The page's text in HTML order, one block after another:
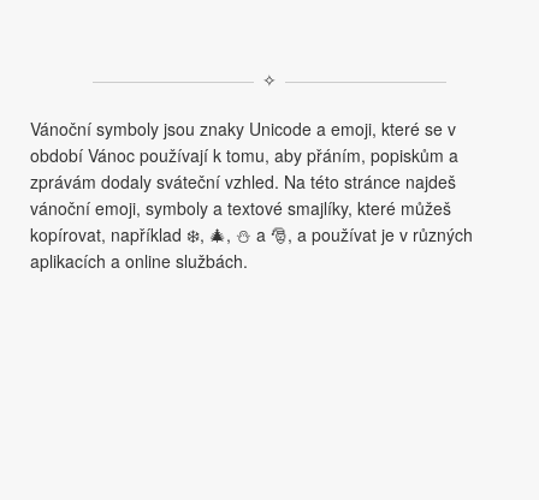
✧
Vánoční symboly jsou znaky Unicode a emoji, které se v
období Vánoc používají k tomu, aby přáním, popiskům a
zprávám dodaly sváteční vzhled. Na této stránce najdeš
vánoční emoji, symboly a textové smajlíky, které můžeš
kopírovat, například ❄️, 🎄, ⛄ a 🎅, a používat je v různých
aplikacích a online službách.